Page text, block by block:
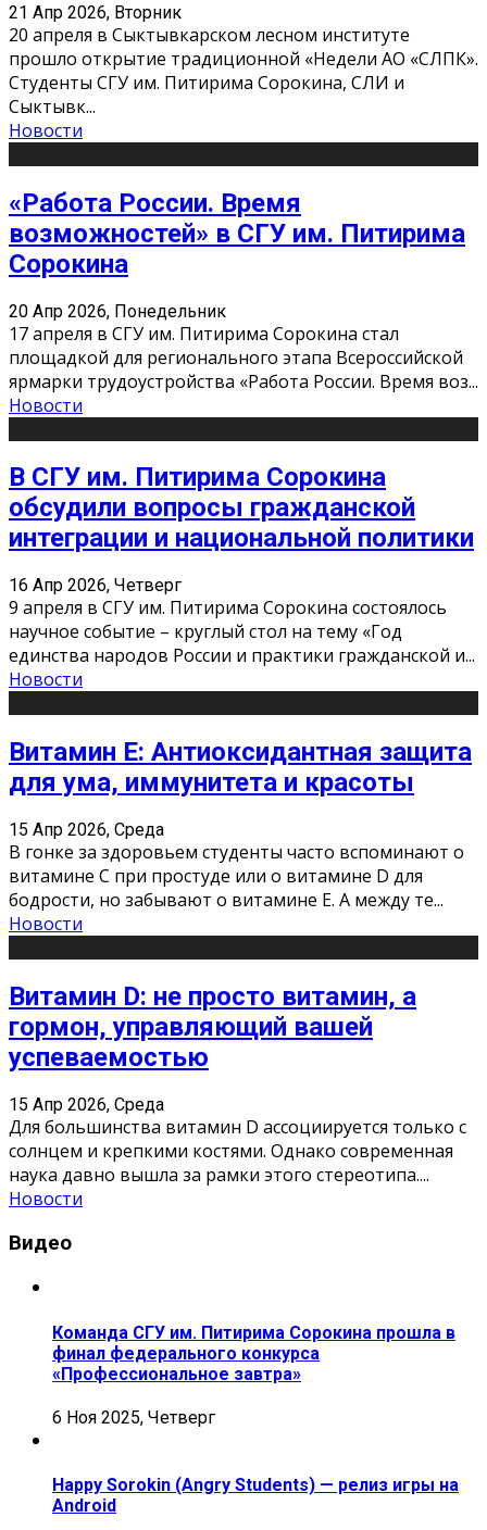
21 Апр 2026, Вторник
20 апреля в Сыктывкарском лесном институте
прошло открытие традиционной «Недели АО «СЛПК».
Студенты СГУ им. Питирима Сорокина, СЛИ и
Сыктывк...
Новости
«Работа России. Время
возможностей» в СГУ им. Питирима
Сорокина
20 Апр 2026, Понедельник
17 апреля в СГУ им. Питирима Сорокина стал
площадкой для регионального этапа Всероссийской
ярмарки трудоустройства «Работа России. Время воз...
Новости
В СГУ им. Питирима Сорокина
обсудили вопросы гражданской
интеграции и национальной политики
16 Апр 2026, Четверг
9 апреля в СГУ им. Питирима Сорокина состоялось
научное событие – круглый стол на тему «Год
единства народов России и практики гражданской и...
Новости
Витамин Е: Антиоксидантная защита
для ума, иммунитета и красоты
15 Апр 2026, Среда
В гонке за здоровьем студенты часто вспоминают о
витамине С при простуде или о витамине D для
бодрости, но забывают о витамине Е. А между те...
Новости
Витамин D: не просто витамин, а
гормон, управляющий вашей
успеваемостью
15 Апр 2026, Среда
Для большинства витамин D ассоциируется только с
солнцем и крепкими костями. Однако современная
наука давно вышла за рамки этого стереотипа....
Новости
Видео
Команда СГУ им. Питирима Сорокина прошла в
финал федерального конкурса
«Профессиональное завтра»
6 Ноя 2025, Четверг
Happy Sorokin (Angry Students) — релиз игры на
Android